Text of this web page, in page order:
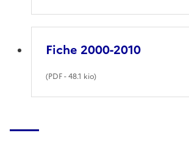
Fiche 2000-2010
(PDF- 48.1 kio)